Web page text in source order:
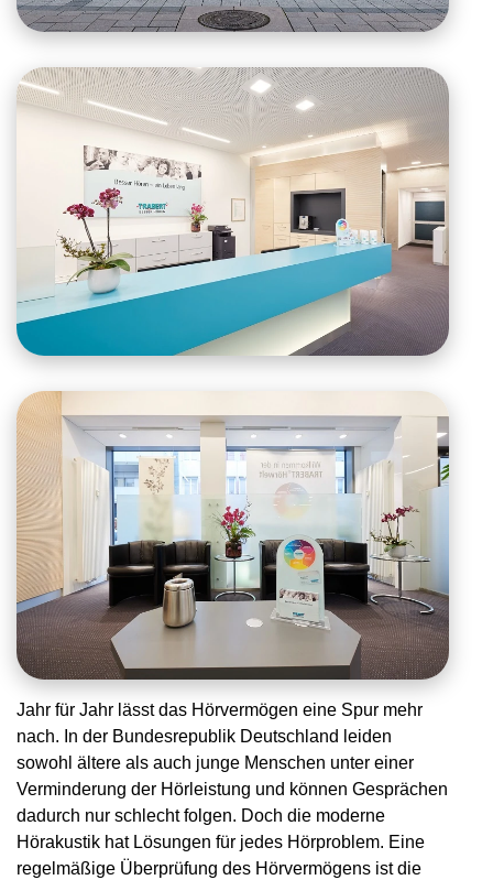
Jahr für Jahr lässt das Hörvermögen eine Spur mehr
nach. In der Bundesrepublik Deutschland leiden
sowohl ältere als auch junge Menschen unter einer
Verminderung der Hörleistung und können Gesprächen
dadurch nur schlecht folgen. Doch die moderne
Hörakustik hat Lösungen für jedes Hörproblem. Eine
regelmäßige Überprüfung des Hörvermögens ist die